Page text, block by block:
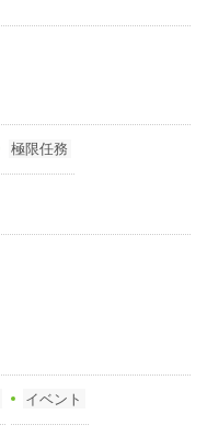
極限任務
イベント